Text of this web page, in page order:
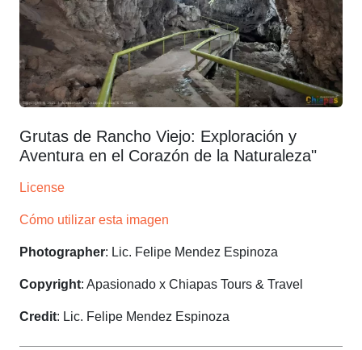
Grutas de Rancho Viejo: Exploración y
Aventura en el Corazón de la Naturaleza"
License
Cómo utilizar esta imagen
Photographer: Lic. Felipe Mendez Espinoza
Copyright: Apasionado x Chiapas Tours & Travel
Credit: Lic. Felipe Mendez Espinoza